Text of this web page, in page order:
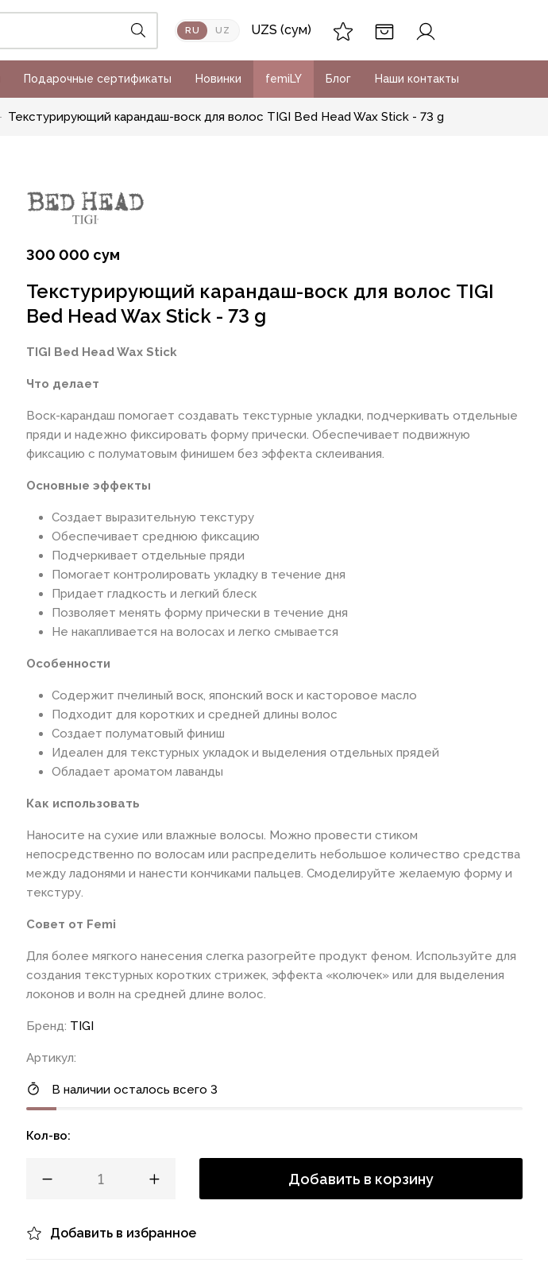
RU UZ UZS (сум)
Подарочные сертификаты Новинки femiLY Блог Наши контакты
Текстурирующий карандаш-воск для волос TIGI Bed Head Wax Stick - 73 g
300 000 сум
Текстурирующий карандаш-воск для волос TIGI
Bed Head Wax Stick - 73 g
TIGI Bed Head Wax Stick
Что делает
Воск-карандаш помогает создавать текстурные укладки, подчеркивать отдельные
пряди и надежно фиксировать форму прически. Обеспечивает подвижную
фиксацию с полуматовым финишем без эффекта склеивания.
Основные эффекты
Создает выразительную текстуру
Обеспечивает среднюю фиксацию
Подчеркивает отдельные пряди
Помогает контролировать укладку в течение дня
Придает гладкость и легкий блеск
Позволяет менять форму прически в течение дня
Не накапливается на волосах и легко смывается
Особенности
Содержит пчелиный воск, японский воск и касторовое масло
Подходит для коротких и средней длины волос
Создает полуматовый финиш
Идеален для текстурных укладок и выделения отдельных прядей
Обладает ароматом лаванды
Как использовать
Наносите на сухие или влажные волосы. Можно провести стиком
непосредственно по волосам или распределить небольшое количество средства
между ладонями и нанести кончиками пальцев. Смоделируйте желаемую форму и
текстуру.
Совет от Femi
Для более мягкого нанесения слегка разогрейте продукт феном. Используйте для
создания текстурных коротких стрижек, эффекта «колючек» или для выделения
локонов и волн на средней длине волос.
Бренд: TIGI
Артикул:
В наличии осталось всего 3
Кол-во:
Добавить в корзину
Добавить в избранное